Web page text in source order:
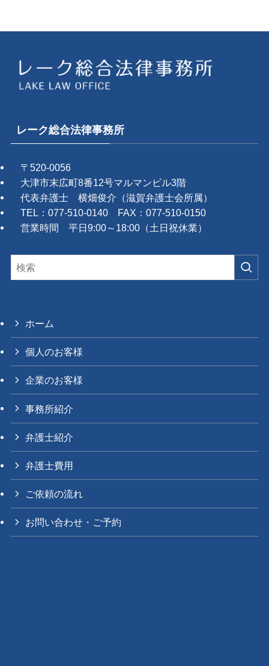
レーク総合法律事務所
〒520-0056
大津市末広町8番12号マルマンビル3階
代表弁護士 横畑俊介（滋賀弁護士会所属）
TEL：077-510-0140 FAX：077-510-0150
営業時間 平日9:00～18:00（土日祝休業）
ホーム
個人のお客様
企業のお客様
事務所紹介
弁護士紹介
弁護士費用
ご依頼の流れ
お問い合わせ・ご予約